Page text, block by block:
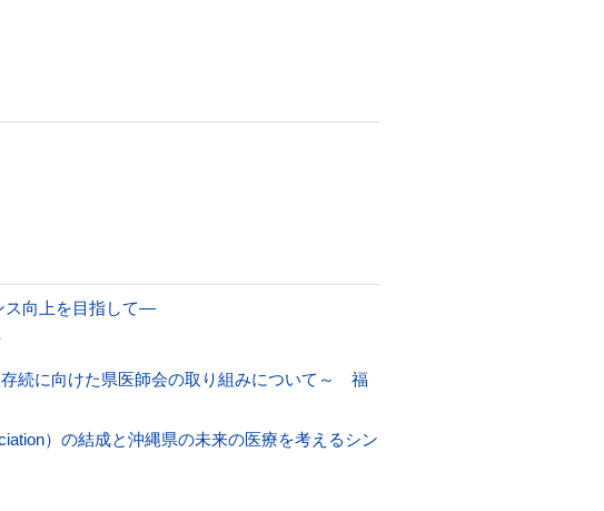
ス向上を目指して―
続に向けた県医師会の取り組みについて～ 福
）の結成と沖縄県の未来の医療を考えるシン